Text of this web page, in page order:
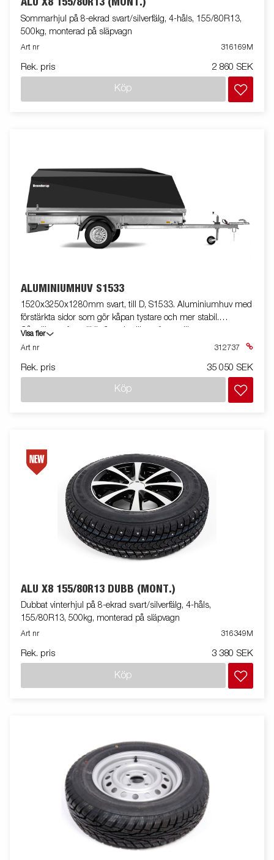
ALU X8 155/80R13 (MONT.)
Sommarhjul på 8-ekrad svart/silverfälg, 4-håls, 155/80R13,
500kg, monterad på släpvagn
Art nr 316169M
Rek. pris 2 860 SEK
Köp
ALUMINIUMHUV S1533
1520x3250x1280mm svart, till D, S1533. Aluminiumhuv med
förstärkta sidor som gör kåpan tystare och mer stabil.
Gångjärnen framtill är flyttade vilket gör att släpvagnens
framläm går att fälla
Visa fler
Art nr
312737
Rek. pris 35 050 SEK
Köp
ALU X8 155/80R13 DUBB (MONT.)
Dubbat vinterhjul på 8-ekrad svart/silverfälg, 4-håls,
155/80R13, 500kg, monterad på släpvagn
Art nr 316349M
Rek. pris 3 380 SEK
Köp